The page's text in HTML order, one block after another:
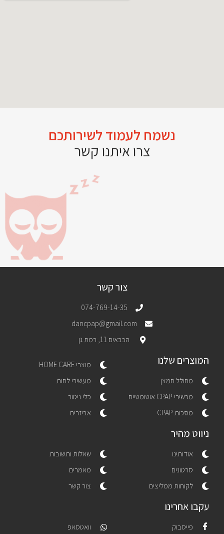
נשמח לעמוד לשירותכם
צרו איתנו קשר
צור קשר
074-769-14-35
dancpap@gmail.com
הכבאים 11, רמת גן
המוצרים שלנו
מחולל חמצן
מכשירי CPAP אוטומטיים
מסכות CPAP
מוצרי HOME CARE
מעשירי לחות
כלי ניטור
אביזרים
ניווט מהיר
אודותינו
סרטונים
לקוחות ממליצים
שאלות ותשובות
מאמרים
צור קשר
עקבו אחרינו
פייסבוק וואטסאפ